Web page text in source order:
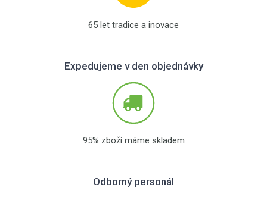
65 let tradice a inovace
Expedujeme v den objednávky
95% zboží máme skladem
Odborný personál